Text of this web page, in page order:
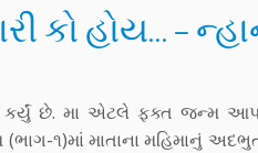
કો હોય… –
છે. મા એટલે ફક્ત જન્મ
૧)માં માતાના મહિમાનું